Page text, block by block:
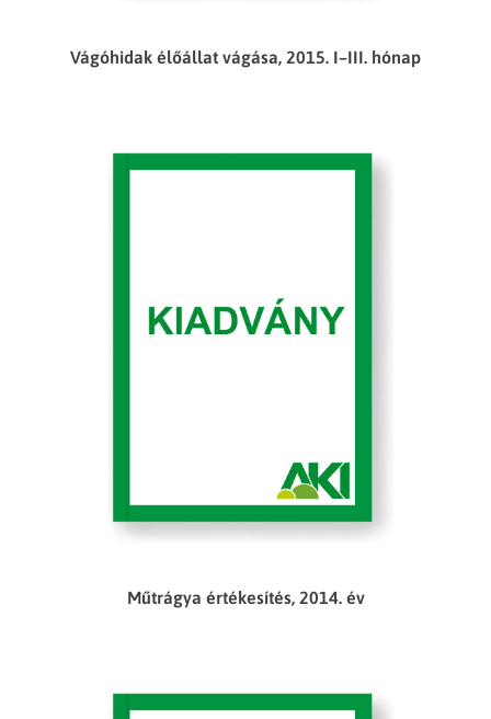
Vágóhidak élőállat vágása, 2015. I–III. hónap
Műtrágya értékesítés, 2014. év